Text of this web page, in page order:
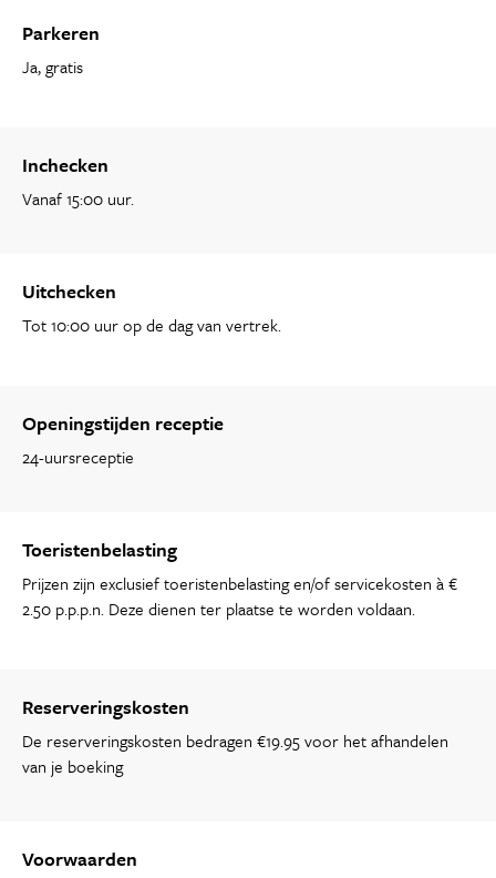
Parkeren
Ja, gratis
Inchecken
Vanaf 15:00 uur.
Uitchecken
Tot 10:00 uur op de dag van vertrek.
Openingstijden receptie
24-uursreceptie
Toeristenbelasting
Prijzen zijn exclusief toeristenbelasting en/of servicekosten à €
2.50 p.p.p.n. Deze dienen ter plaatse te worden voldaan.
Reserveringskosten
De reserveringskosten bedragen €19.95 voor het afhandelen
van je boeking
Voorwaarden